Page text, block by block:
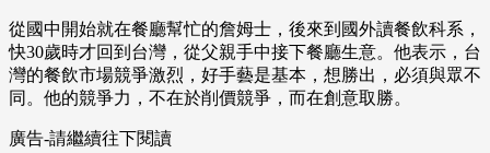
從國中開始就在餐廳幫忙的詹姆士，後來到國外讀餐飲科系，
快30歲時才回到台灣，從父親手中接下餐廳生意。他表示，台
灣的餐飲市場競爭激烈，好手藝是基本，想勝出，必須與眾不
同。他的競爭力，不在於削價競爭，而在創意取勝。
廣告-請繼續往下閱讀